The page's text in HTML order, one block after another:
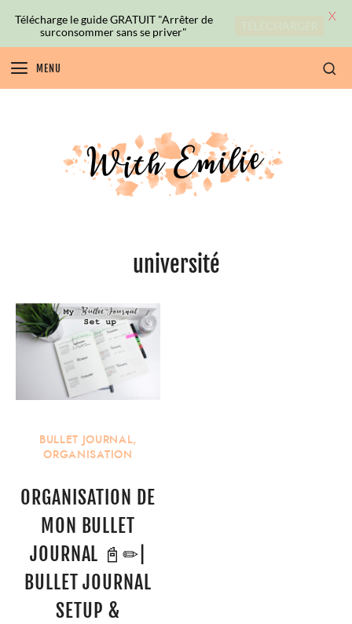
MENU
université
BULLET JOURNAL,
ORGANISATION
ORGANISATION DE
MON BULLET
JOURNAL 📓✏|
BULLET JOURNAL
SETUP &
Télécharge le guide GRATUIT "Arrêter de
surconsommer sans se priver"
X